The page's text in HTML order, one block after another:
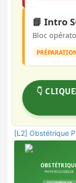
📘 Intro
Bloc
👇
[L2] Obstétrique